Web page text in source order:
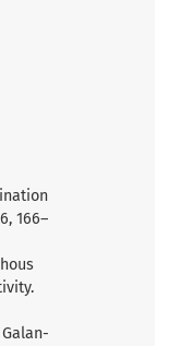
166–
Galan-